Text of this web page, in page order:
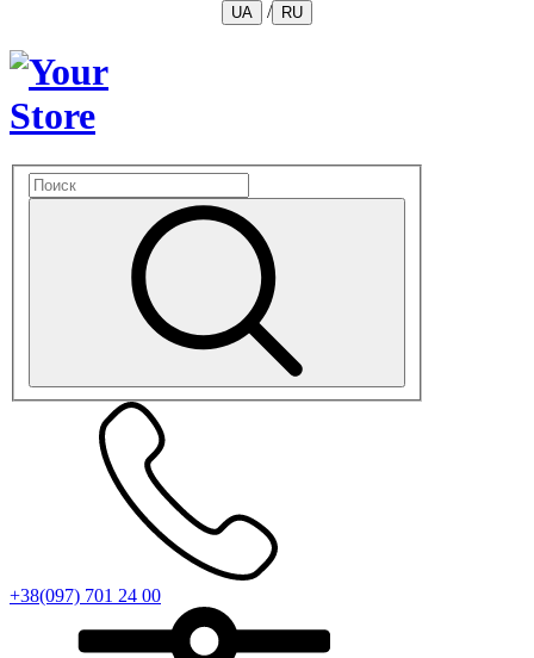
UA / RU
+38(097) 701 24 00